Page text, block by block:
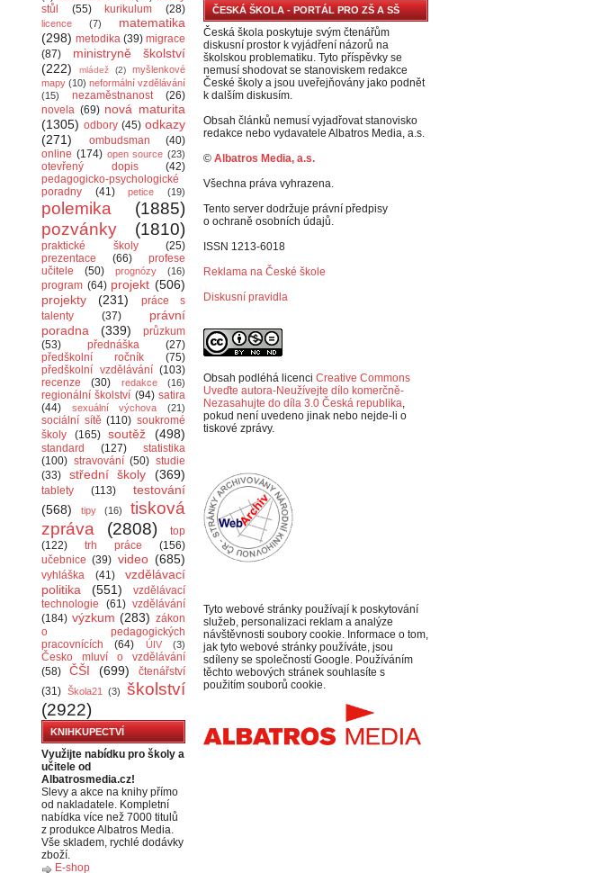
stůl
(55) kurikulum (28)
licence (7)
matematika
(298) metodika (39) migrace
(87)
ministryně školství
(222)
mládež (2)
myšlenkové
mapy (10) neformální vzdělávání
(15)
nezaměstnanost
(26)
novela (69) nová maturita
(1305) odbory (45) odkazy
(271)
ombudsman
(40)
online (174) open source (23)
otevřený dopis
(42)
pedagogicko-psychologické
poradny
(41) petice (19)
polemika
(1885)
pozvánky
(1810)
praktické školy
(25)
prezentace
(66)
profese
učitele
(50) prognózy (16)
program (64) projekt (506)
projekty
(231)
práce s
talenty
(37)
právní
poradna
(339)
průzkum
(53)
přednáška
(27)
předškolní ročník
(75)
předškolní vzdělávání (103)
recenze
(30) redakce (16)
regionální školství (94) satira
(44)
sexuální výchova (21)
sociální sítě (110) soukromé
školy
(165) soutěž (498)
standard (127)
statistika
(100) stravování (50) studie
(33)
střední školy (369)
tablety (113)
testování
(568)
tipy (16)
tisková
zpráva
(2808)
top
(122)
trh práce
(156)
učebnice (39) video (685)
vyhláška (41)
vzdělávací
politika
(551)
vzdělávací
technologie
(61) vzdělávání
(184) výzkum (283) zákon
o pedagogických
pracovnících
(64) ÚIV (3)
Česko mluví o vzdělávání
(58)
ČŠI (699)
čtenářství
(31) Škola21 (3)
školství
(2922)
KNIHKUPECTVÍ
Využijte nabídku pro školy a
učitele od
Albatrosmedia.cz!
Slevy a akce na knihy přímo
od nakladatele. Kompletní
nabídka více než 7000 titulů
z produkce Albatros Media.
Vše skladem, rychlé dodávky
zboží.
E-shop
ČESKÁ ŠKOLA - PORTÁL PRO ZŠ A SŠ
Česká škola poskytuje svým čtenářům
diskusní prostor k vyjádření názorů na
školskou problematiku. Tyto příspěvky se
nemusí shodovat se stanoviskem redakce
České školy a jsou uveřejňovány jako podnět
k dalším diskusím.
Obsah článků nemusí vyjadřovat stanovisko
redakce nebo vydavatele Albatros Media, a.s.
© Albatros Media, a.s.
Všechna práva vyhrazena.
Tento server dodržuje právní předpisy
o ochraně osobních údajů.
ISSN 1213-6018
Reklama na České škole
Diskusní pravidla
Obsah podléhá licenci Creative Commons
Uveďte autora-Neužívejte dílo komerčně-
Nezasahujte do díla 3.0 Česká republika,
pokud není uvedeno jinak nebo nejde-li o
tiskové zprávy.
Tyto webové stránky používají k poskytování
služeb, personalizaci reklam a analýze
návštěvnosti soubory cookie. Informace o tom,
jak tyto webové stránky používáte, jsou
sdíleny se společností Google. Používáním
těchto webových stránek souhlasíte s
použitím souborů cookie.